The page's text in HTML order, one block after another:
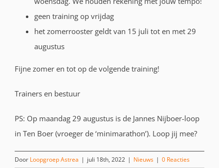
geen training op vrijdag
het zomerrooster geldt van 15 juli tot en met 29
augustus
Fijne zomer en tot op de volgende training!
Trainers en bestuur
PS: Op maandag 29 augustus is de Jannes Nijboer-loop
in Ten Boer (vroeger de ‘minimarathon’). Loop jij mee?
Door Loopgroep Astrea | juli 18th, 2022 | Nieuws | 0 Reacties